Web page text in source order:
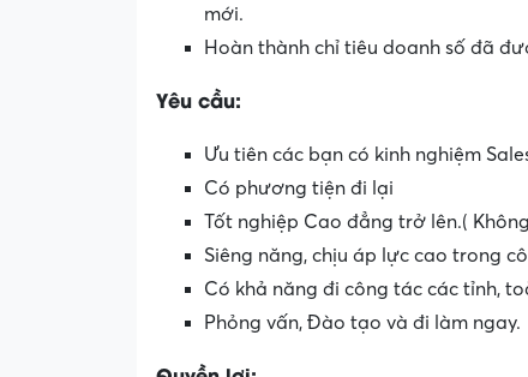
mới.
Hoàn thành chỉ tiêu doanh số đã
Yêu cầu:
Ưu tiên các bạn có kinh nghiệm
Có phương tiện đi lại
Tốt nghiệp Cao đẳng trở lên.(
Siêng năng, chịu áp lực cao trong
Có khả năng đi công tác các tỉnh,
Phỏng vấn, Đào tạo và đi làm ngay.